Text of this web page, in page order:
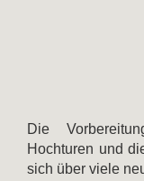
Die
Hochturen und
sich über viele